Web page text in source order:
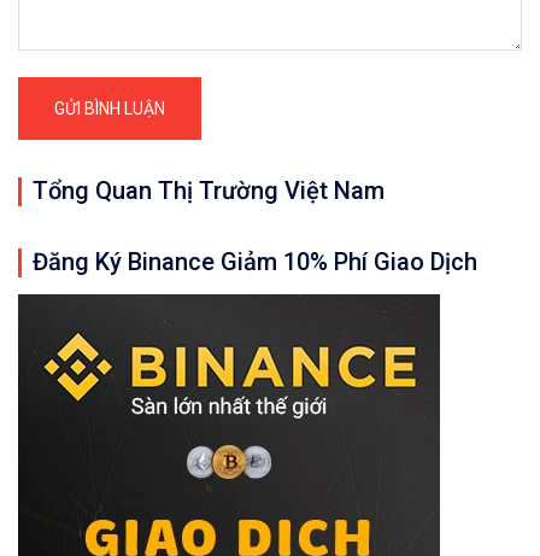
Tổng Quan Thị Trường Việt Nam
Đăng Ký Binance Giảm 10% Phí Giao Dịch